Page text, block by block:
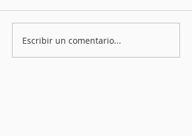
Escribir un comentario...